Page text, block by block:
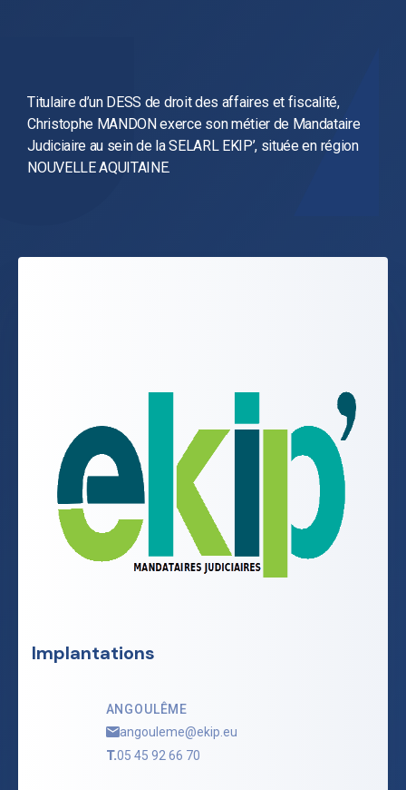
Titulaire d’un DESS de droit des affaires et fiscalité,
Christophe MANDON exerce son métier de Mandataire
Judiciaire au sein de la SELARL EKIP’, située en région
NOUVELLE AQUITAINE.
Implantations
ANGOULÊME
angouleme@ekip.eu
T.05 45 92 66 70